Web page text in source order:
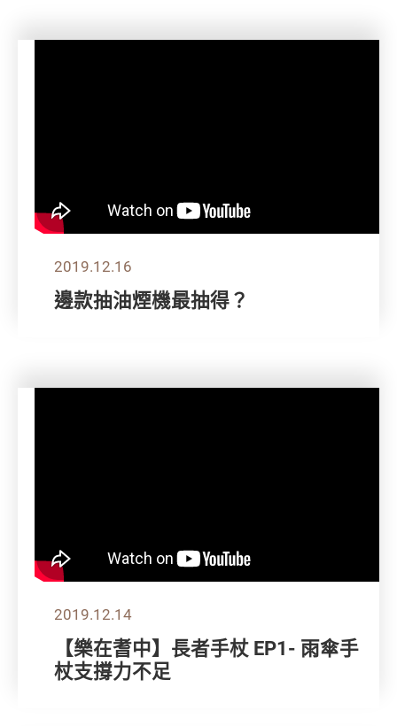
2019.12.16
邊款抽油煙機最抽得？
2019.12.14
【樂在耆中】長者手杖 EP1- 雨傘手
杖支撐力不足